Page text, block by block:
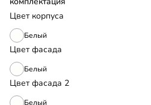
Цвет корпуса
Белый
Цвет фасада
Белый
Цвет фасада 2
Белый